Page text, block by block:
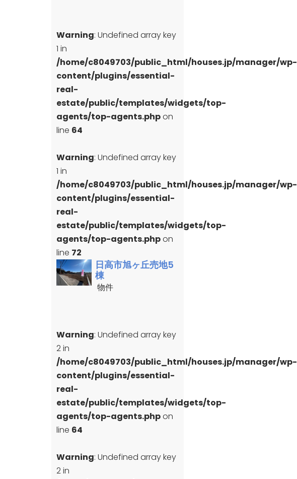
Warning: Undefined array key
1 in
/home/c8049703/public_html/houses.jp/manager/wp-
content/plugins/essential-
real-
estate/public/templates/widgets/top-
agents/top-agents.phpon
line 64
Warning: Undefined array key
1 in
/home/c8049703/public_html/houses.jp/manager/wp-
content/plugins/essential-
real-
estate/public/templates/widgets/top-
agents/top-agents.phpon
line 72
日高市旭ヶ丘売地5
棟
物件
Warning: Undefined array key
2 in
/home/c8049703/public_html/houses.jp/manager/wp-
content/plugins/essential-
real-
estate/public/templates/widgets/top-
agents/top-agents.phpon
line 64
Warning: Undefined array key
2 in